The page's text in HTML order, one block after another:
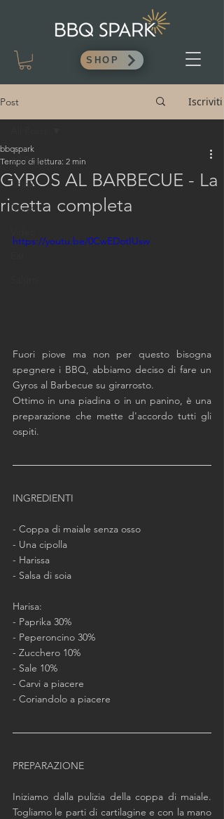
SHOP
Post Iscriviti
All Posts
Think
Drink
GYROS AL BARBECUE - La
ricetta completa
bbqspark
Tempo di lettura: 2 min
https://youtu.be/0CwEDotIUsw
Fuori piove ma non per questo bisogna
spegnere i BBQ, abbiamo deciso di fare un
Gyros al Barbecue su girarrosto.
Ottimo in una piadina o in un panino, è una
preparazione che mette d'accordo tutti gli
ospiti.
INGREDIENTI
- Coppa di maiale senza osso
- Una cipolla
- Harissa
- Salsa di soia
Harisa:
- Paprika 30%
- Peperoncino 30%
- Zucchero 10%
- Sale 10%
- Coriandolo a piacere
PREPARAZIONE
Iniziamo dalla pulizia della coppa di maiale.
Togliamo le parti di cartilagine e con la mano